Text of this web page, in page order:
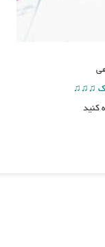
♫♫♫
کنید